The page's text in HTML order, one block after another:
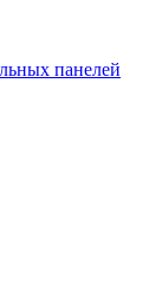
панелей